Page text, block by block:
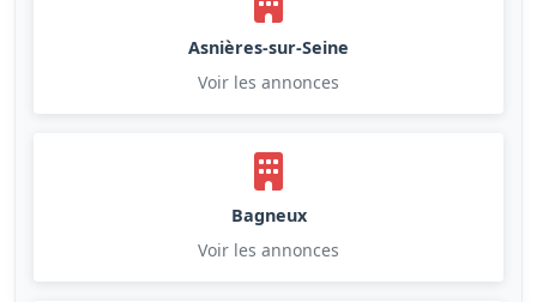
Asnières-sur-Seine
Voir les annonces
Bagneux
Voir les annonces